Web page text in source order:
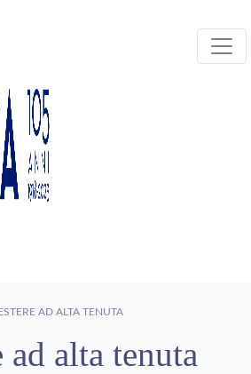
AD ALTA TENUTA
ad alta tenuta